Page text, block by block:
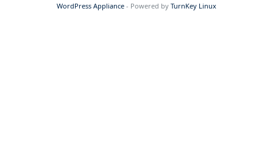
WordPress Appliance - Powered by TurnKey Linux